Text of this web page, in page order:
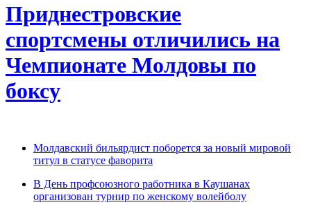
Приднестровские
спортсмены отличились на
Чемпионате Молдовы по
боксу
Молдавский бильярдист поборется за новый мировой
титул в статусе фаворита
В День профсоюзного работника в Каушанах
организован турнир по женскому волейболу